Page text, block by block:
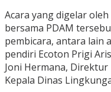
Acara yang digelar oleh
bersama PDAM
pembicara, antara lain
pendiri Ecoton Prigi
Joni Hermana,
Kepala Dinas